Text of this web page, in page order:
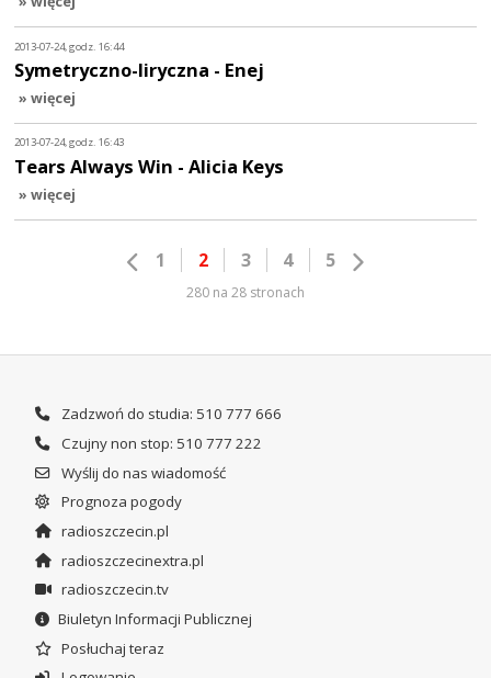
2013-07-24, godz. 16:44
Symetryczno-liryczna - Enej
» więcej
2013-07-24, godz. 16:43
Tears Always Win - Alicia Keys
» więcej
1 2 3 4 5
280 na 28 stronach
Zadzwoń do studia: 510 777 666
Czujny non stop: 510 777 222
Wyślij do nas wiadomość
Prognoza pogody
radioszczecin.pl
radioszczecinextra.pl
radioszczecin.tv
Biuletyn Informacji Publicznej
Posłuchaj teraz